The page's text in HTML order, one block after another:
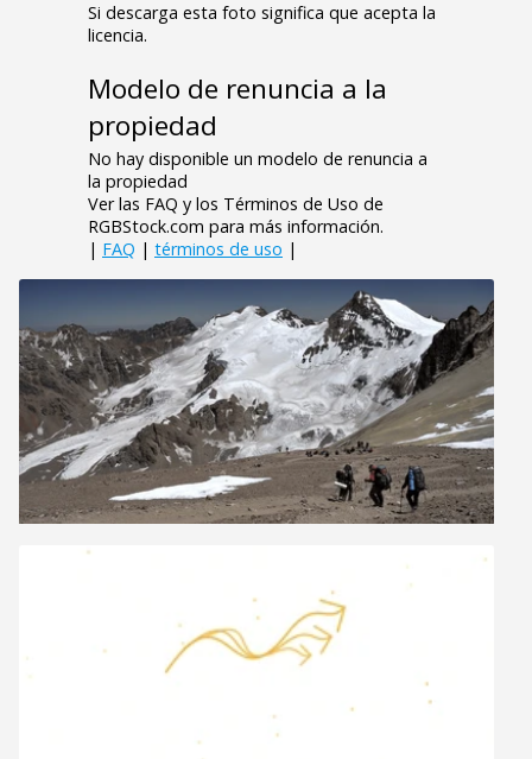
Si descarga esta foto significa que acepta la
licencia.
Modelo de renuncia a la
propiedad
No hay disponible un modelo de renuncia a
la propiedad
Ver las FAQ y los Términos de Uso de
RGBStock.com para más información.
| FAQ | términos de uso |